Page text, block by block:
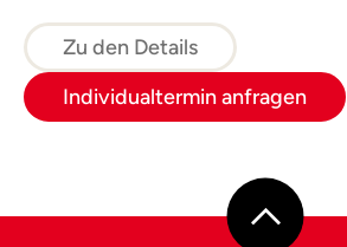
Klimaerwärmung und
werden spielerisch
Zu den Details
Individualtermin anfragen